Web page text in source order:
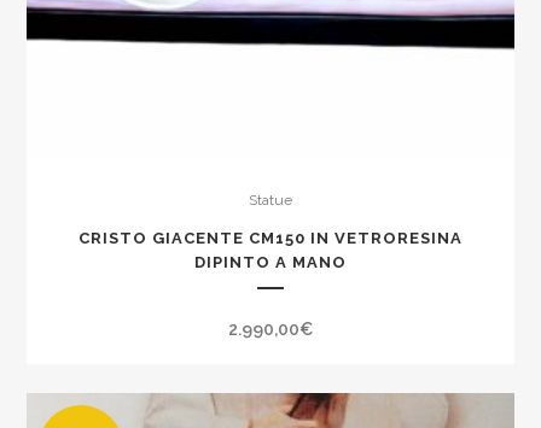
Statue
CRISTO GIACENTE CM150 IN VETRORESINA
DIPINTO A MANO
2.990,00€